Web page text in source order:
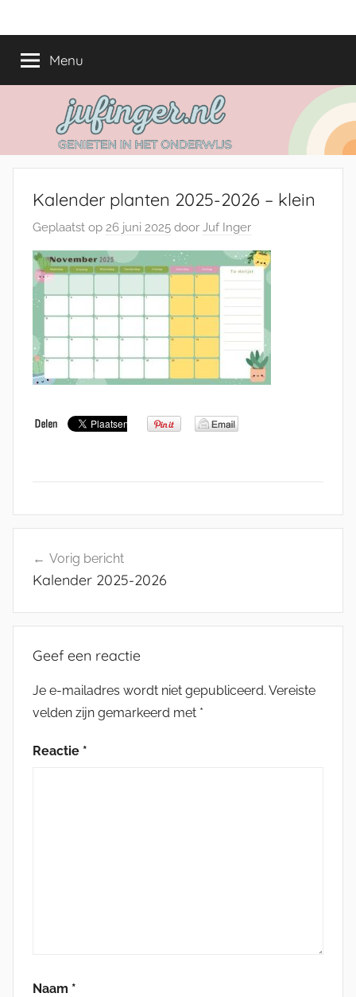
naarjufinger.nl
het
onderwijs
Menu
Kalender planten 2025-2026 – klein
Geplaatst op 26 juni 2025 door Juf Inger
navigatie
Vorig bericht
Kalender 2025-2026
Geef een reactie
Je e-mailadres wordt niet gepubliceerd. Vereiste
velden zijn gemarkeerd met *
Reactie *
Naam *